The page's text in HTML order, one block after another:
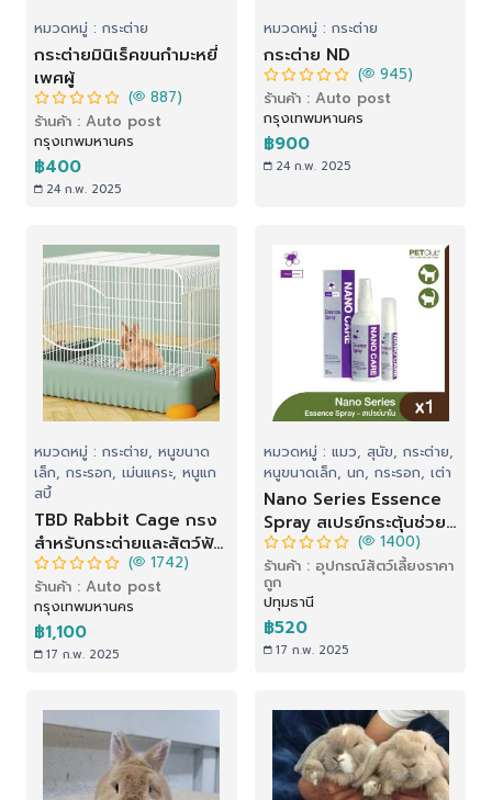
หมวดหมู่ : กระต่าย
กระต่ายมินิเร็คขนกำมะหยี่
เพศผู้
( 887)
ร้านค้า : Auto post
กรุงเทพมหานคร
฿400
24 ก.พ. 2025
หมวดหมู่ : กระต่าย
กระต่าย ND
( 945)
ร้านค้า : Auto post
กรุงเทพมหานคร
฿900
24 ก.พ. 2025
หมวดหมู่ : กระต่าย, หนูขนาด
เล็ก, กระรอก, เม่นแคระ, หนูแก
สบี้
TBD Rabbit Cage กรง
สำหรับกระต่ายและสัตว์ฟัน
แทะ
( 1742)
ร้านค้า : Auto post
กรุงเทพมหานคร
฿1,100
17 ก.พ. 2025
หมวดหมู่ : แมว, สุนัข, กระต่าย,
หนูขนาดเล็ก, นก, กระรอก, เต่า
Nano Series Essence
Spray สเปรย์กระตุ้นช่วย
ให้แผลหายเร็ว (50 ml.)
( 1400)
ร้านค้า : อุปกรณ์สัตว์เลี้ยงราคา
ถูก
ปทุมธานี
฿520
17 ก.พ. 2025